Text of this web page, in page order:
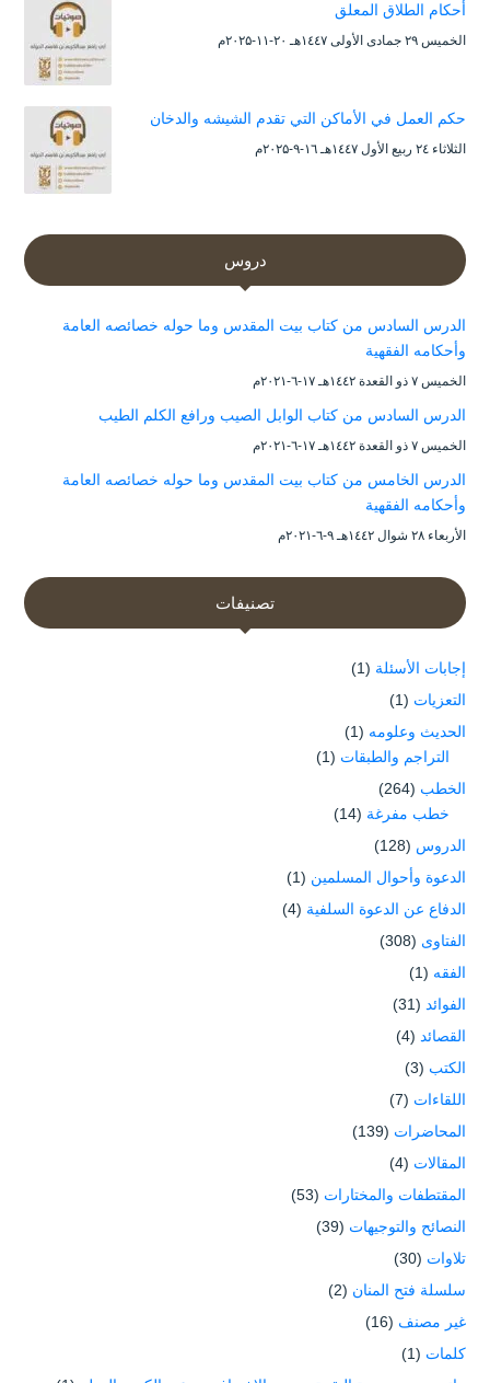
أحكام الطلاق المعلق
الخميس ۲۹ جمادى الأولى ۱٤٤۷هـ ۲۰-۱۱-۲۰۲۵م
حكم العمل في الأماكن التي تقدم الشيشه والدخان
الثلاثاء ۲٤ ربيع الأول ۱٤٤۷هـ ۱٦-۹-۲۰۲۵م
دروس
الدرس السادس من كتاب بيت المقدس وما حوله خصائصه العامة
وأحكامه الفقهية
الخميس ۷ ذو القعدة ۱٤٤۲هـ ۱۷-٦-۲۰۲۱م
الدرس السادس من كتاب الوابل الصيب ورافع الكلم الطيب
الخميس ۷ ذو القعدة ۱٤٤۲هـ ۱۷-٦-۲۰۲۱م
الدرس الخامس من كتاب بيت المقدس وما حوله خصائصه العامة
وأحكامه الفقهية
الأربعاء ۲۸ شوال ۱٤٤۲هـ ۹-٦-۲۰۲۱م
تصنيفات
إجابات الأسئلة (1)
التعزيات (1)
الحديث وعلومه (1)
التراجم والطبقات (1)
الخطب (264)
خطب مفرغة (14)
الدروس (128)
الدعوة وأحوال المسلمين (1)
الدفاع عن الدعوة السلفية (4)
الفتاوى (308)
الفقه (1)
الفوائد (31)
القصائد (4)
الكتب (3)
اللقاءات (7)
المحاضرات (139)
المقالات (4)
المقتطفات والمختارات (53)
النصائح والتوجيهات (39)
تلاوات (30)
سلسلة فتح المنان (2)
غير مصنف (16)
كلمات (1)